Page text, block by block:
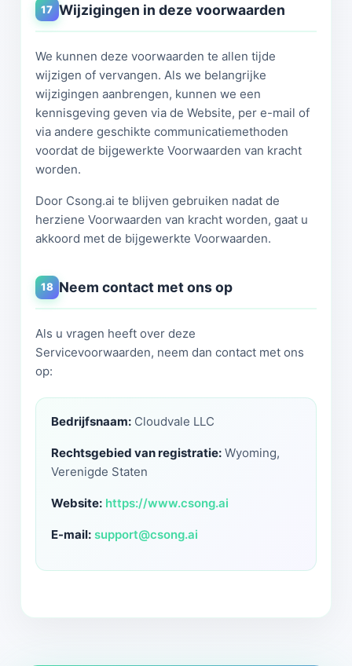
17 Wijzigingen in deze voorwaarden
We kunnen deze voorwaarden te allen tijde
wijzigen of vervangen. Als we belangrijke
wijzigingen aanbrengen, kunnen we een
kennisgeving geven via de Website, per e-mail of
via andere geschikte communicatiemethoden
voordat de bijgewerkte Voorwaarden van kracht
worden.
Door Csong.ai te blijven gebruiken nadat de
herziene Voorwaarden van kracht worden, gaat u
akkoord met de bijgewerkte Voorwaarden.
18 Neem contact met ons op
Als u vragen heeft over deze
Servicevoorwaarden, neem dan contact met ons
op:
Bedrijfsnaam:Cloudvale LLC
Rechtsgebied van registratie:Wyoming,
Verenigde Staten
Website: https://www.csong.ai
E-mail: support@csong.ai